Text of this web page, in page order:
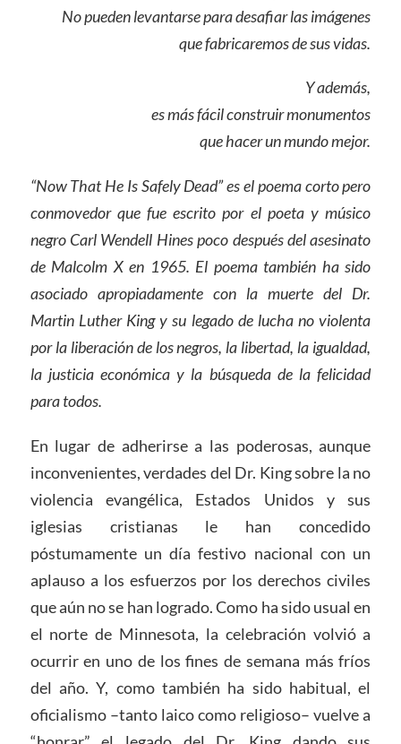
No pueden levantarse para desafiar las imágenes
que fabricaremos de sus vidas.
Y además,
es más fácil construir monumentos
que hacer un mundo mejor.
“Now That He Is Safely Dead” es el poema corto pero
conmovedor que fue escrito por el poeta y músico
negro Carl Wendell Hines poco después del asesinato
de Malcolm X en 1965. El poema también ha sido
asociado apropiadamente con la muerte del Dr.
Martin Luther King y su legado de lucha no violenta
por la liberación de los negros, la libertad, la igualdad,
la justicia económica y la búsqueda de la felicidad
para todos.
En lugar de adherirse a las poderosas, aunque
inconvenientes, verdades del Dr. King sobre la no
violencia evangélica, Estados Unidos y sus
iglesias cristianas le han concedido
póstumamente un día festivo nacional con un
aplauso a los esfuerzos por los derechos civiles
que aún no se han logrado. Como ha sido usual en
el norte de Minnesota, la celebración volvió a
ocurrir en uno de los fines de semana más fríos
del año. Y, como también ha sido habitual, el
oficialismo –tanto laico como religioso– vuelve a